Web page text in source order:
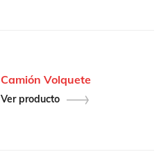
Camión Volquete
Ver producto